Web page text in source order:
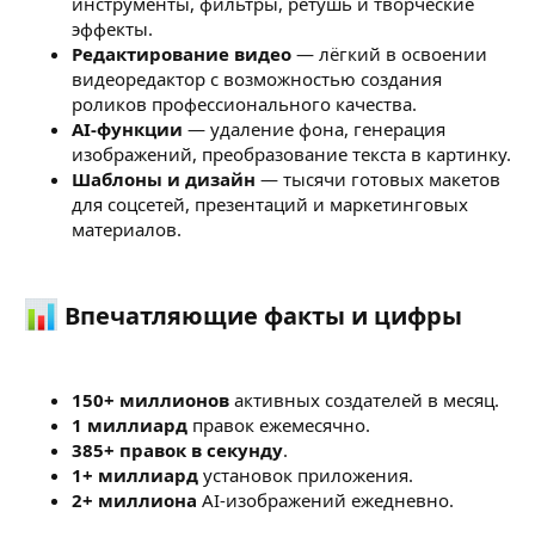
эффекты.
Редактирование видео — лёгкий в освоении
видеоредактор с возможностью создания
роликов профессионального качества.
AI-функции — удаление фона, генерация
изображений, преобразование текста в картинку.
Шаблоны и дизайн — тысячи готовых макетов
для соцсетей, презентаций и маркетинговых
материалов.
Впечатляющие факты и цифры​
150+ миллионов активных создателей в месяц.
1 миллиард правок ежемесячно.
385+ правок в секунду.
1+ миллиард установок приложения.
2+ миллиона AI-изображений ежедневно.